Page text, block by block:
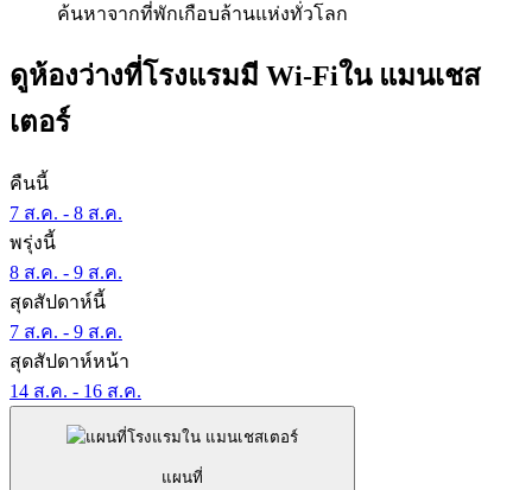
ค้นหาจากที่พักเกือบล้านแห่งทั่วโลก
ดูห้องว่างที่โรงแรมมี Wi-Fiใน แมนเชส
เตอร์
คืนนี้
7 ส.ค. - 8 ส.ค.
พรุ่งนี้
8 ส.ค. - 9 ส.ค.
สุดสัปดาห์นี้
7 ส.ค. - 9 ส.ค.
สุดสัปดาห์หน้า
14 ส.ค. - 16 ส.ค.
แผนที่